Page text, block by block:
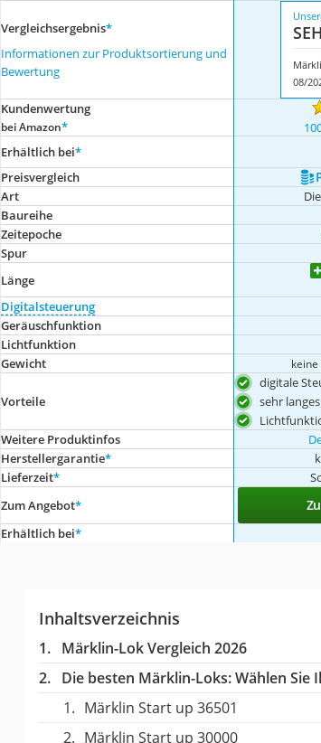
Vergleichsergebnis*
Informationen zur Produktsortierung und
Bewertung
08/
Kundenwertung
bei Amazon*
Erhältlich bei*
Preis­vergleich
Art
Baureihe
Zeitepoche
Spur
Länge
Digitalsteuerung
Geräuschfunktion
Lichtfunktion
Gewicht
Vorteile
digitale
sehr
Weitere Produktinfos
Herstellergarantie*
Lieferzeit*
Zum Angebot*
Erhältlich bei*
Inhaltsverzeichnis
Märklin-Lok Vergleich 2026
Die besten Märklin-Loks:Wählen Sie
Märklin Start up 36501
Märklin Start up 30000